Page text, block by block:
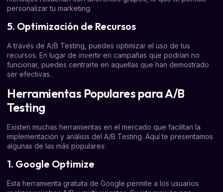
personalizar tu marketing.
5. Optimización de Recursos
A través de A/B Testing, puedes optimizar el uso de tus
recursos. En lugar de invertir en campañas que podrían no
funcionar, puedes centrarte en aquellas que han demostrado
ser efectivas.
Herramientas Populares para A/B
Testing
Existen muchas herramientas en el mercado que facilitan la
implementación y análisis del A/B Testing. Aquí te presentamos
algunas de las más populares:
1. Google Optimize
Esta herramienta gratuita de Google permite a los usuarios